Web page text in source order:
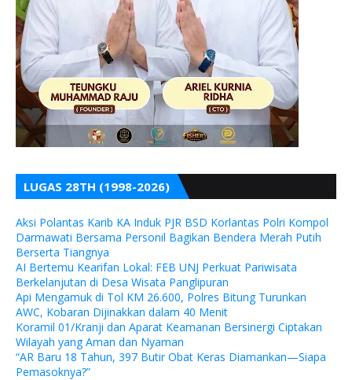
LUGAS 28TH (1998-2026)
Aksi Polantas Karib KA Induk PJR BSD Korlantas Polri Kompol
Darmawati Bersama Personil Bagikan Bendera Merah Putih
Berserta Tiangnya
AI Bertemu Kearifan Lokal: FEB UNJ Perkuat Pariwisata
Berkelanjutan di Desa Wisata Panglipuran
Api Mengamuk di Tol KM 26.600, Polres Bitung Turunkan
AWC, Kobaran Dijinakkan dalam 40 Menit
Koramil 01/Kranji dan Aparat Keamanan Bersinergi Ciptakan
Wilayah yang Aman dan Nyaman
“AR Baru 18 Tahun, 397 Butir Obat Keras Diamankan—Siapa
Pemasoknya?”